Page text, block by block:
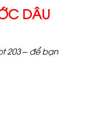
DÂU
203 – để bạn